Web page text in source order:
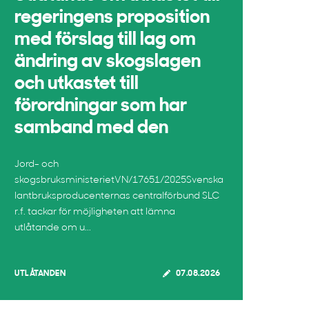
regeringens proposition
med förslag till lag om
ändring av skogslagen
och utkastet till
förordningar som har
samband med den
Jord- och
skogsbruksministerietVN/17651/2025Svenska
lantbruksproducenternas centralförbund SLC
r.f. tackar för möjligheten att lämna
utlåtande om u...
UTLÅTANDEN 07.08.2026